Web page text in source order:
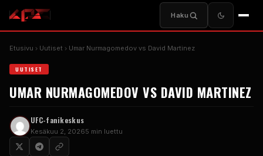
Haku
Etusivu Uutiset Umar Nurmagomedov vs David Martinez
UUTISET
UMAR NURMAGOMEDOV VS DAVID MARTINEZ
UFC-fanikeskus
Kesäkuu 2, 20265 min luettu